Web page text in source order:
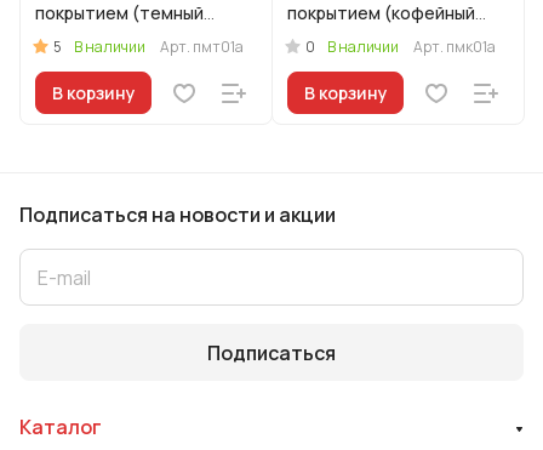
покрытием (темный
мрамор)
5 В наличии Арт. пмт01а
В корзину
покрытием (кофейный
мрамор)
0 В наличии Арт. пмк01а
В корзину
Подписаться на новости и акции
Подписаться
Каталог